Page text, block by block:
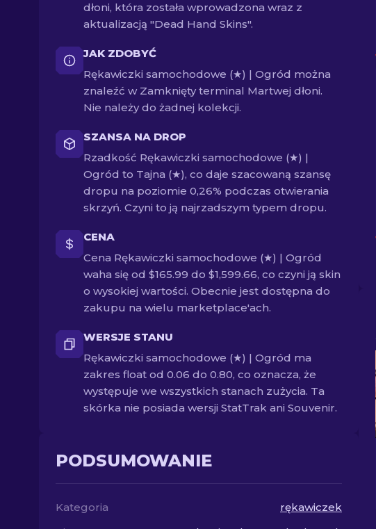
dłoni, która została wprowadzona wraz z
aktualizacją "Dead Hand Skins".
JAK ZDOBYĆ
Rękawiczki samochodowe (★) | Ogród można
znaleźć w Zamknięty terminal Martwej dłoni.
Nie należy do żadnej kolekcji.
SZANSA NA DROP
Rzadkość Rękawiczki samochodowe (★) |
Ogród to Tajna (★), co daje szacowaną szansę
dropu na poziomie 0,26% podczas otwierania
skrzyń. Czyni to ją najrzadszym typem dropu.
CENA
Cena Rękawiczki samochodowe (★) | Ogród
waha się od $165.99 do $1,599.66, co czyni ją skin
o wysokiej wartości. Obecnie jest dostępna do
zakupu na wielu marketplace'ach.
WERSJE STANU
Rękawiczki samochodowe (★) | Ogród ma
zakres float od 0.06 do 0.80, co oznacza, że
występuje we wszystkich stanach zużycia. Ta
skórka nie posiada wersji StatTrak ani Souvenir.
PODSUMOWANIE
Kategoria
rękawiczek